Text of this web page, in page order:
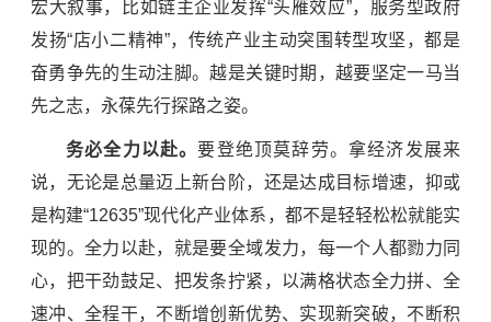
宏大叙事，比如链主企业发挥“头雁效应”，服务型政府
发扬“店小二精神”，传统产业主动突围转型攻坚，都是
奋勇争先的生动注脚。越是关键时期，越要坚定一马当
先之志，永葆先行探路之姿。
务必全力以赴。要登绝顶莫辞劳。拿经济发展来
说，无论是总量迈上新台阶，还是达成目标增速，抑或
是构建“12635”现代化产业体系，都不是轻轻松松就能实
现的。全力以赴，就是要全域发力，每一个人都勠力同
心，把干劲鼓足、把发条拧紧，以满格状态全力拼、全
速冲、全程干，不断增创新优势、实现新突破，不断积